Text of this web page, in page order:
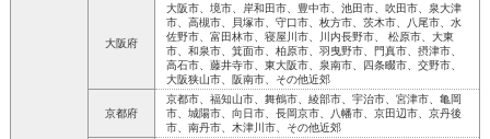
大阪府
大阪市、境市、岸和田市、豊中市、池田市、吹田市、泉大津
市、高槻市、貝塚市、守口市、枚方市、茨木市、八尾市、水
佐野市、富田林市、寝屋川市、川内長野市、 松原市、大東
市、和泉市、箕面市、柏原市、羽曳野市、門真市、摂津市、
高石市、藤井寺市、東大阪市、泉南市、四条畷市、交野市、
大阪狭山市、阪南市、その他近郊
京都府
京都市、福知山市、舞鶴市、綾部市、宇治市、宮津市、亀岡
市、城陽市、向日市、長岡京市、八幡市、京田辺市、京丹後
市、南丹市、木津川市、その他近郊